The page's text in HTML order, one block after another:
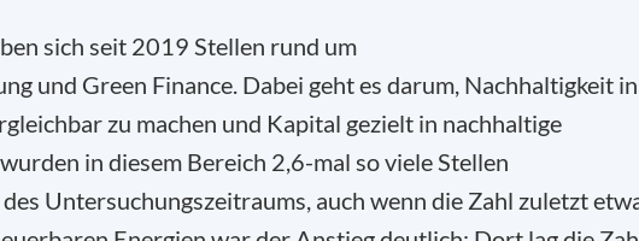
sich seit 2019 Stellen rund um
und Green Finance. Dabei geht es darum, Nachhaltigkeit in
zu machen und Kapital gezielt in nachhaltige
in diesem Bereich 2,6-mal so viele Stellen
Untersuchungszeitraums, auch wenn die Zahl zuletzt